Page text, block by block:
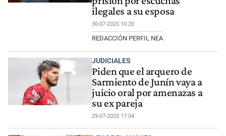
ilegales a su esposa
30-07-2025 10:20
REDACCIÓN PERFIL NEA
JUDICIALES
Piden que el arquero de
Sarmiento de Junín vaya a
juicio oral por amenazas a
su ex pareja
29-07-2025 17:04